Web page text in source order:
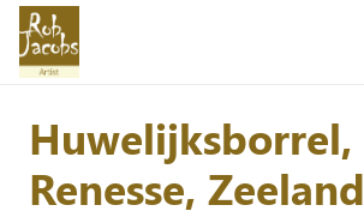
Huwelijksborrel,
Renesse, Zeeland